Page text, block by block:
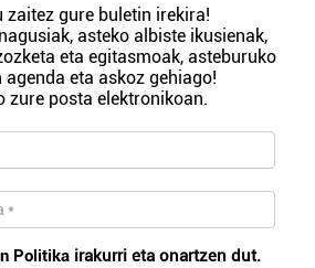
zaitez gure buletin irekira!
asteko albiste ikusienak,
eta egitasmoak, asteburuko
agenda eta askoz gehiago!
zure posta elektronikoan.
Politika irakurri eta onartzen dut.